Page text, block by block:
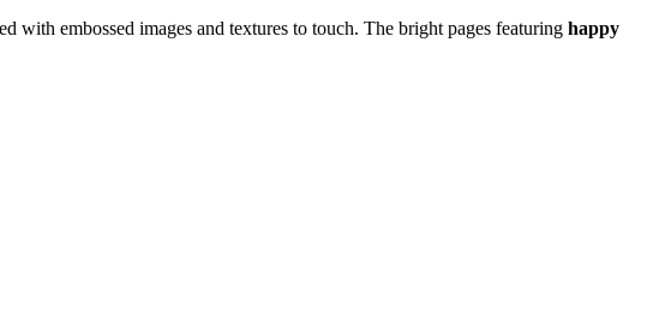
with embossed images and textures to touch. The bright pages featuring happy